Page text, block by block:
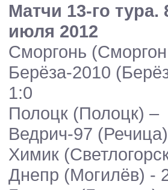
Матчи 13-го тура.
июля 2012
Сморгонь
Берёза-2010
1:0
Полоцк (Полоцк) –
Ведрич-97
Химик
Днепр (Могилёв) -